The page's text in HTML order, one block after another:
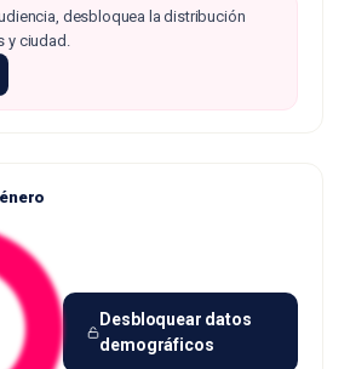
desbloquea la distribución
y ciudad.
Desbloquear datos
demográficos